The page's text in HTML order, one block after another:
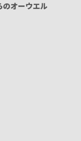
のオーウエル